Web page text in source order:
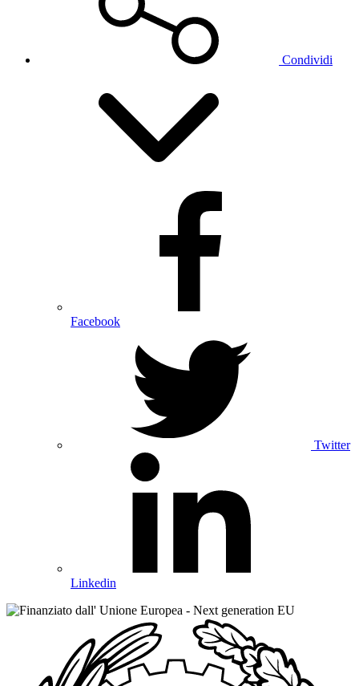
Condividi
Facebook
Twitter
Linkedin